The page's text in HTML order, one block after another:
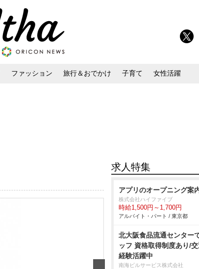
ファッション 旅行＆おでかけ 子育て 女性活躍
求人特集
アプリのオープニング案
株式会社ハイファイブ
時給1,500円～1,700円
アルバイト・パート / 東京都
北大阪食品流通センター
ッフ 資格取得制度あり/
経験活躍中
南海ビルサービス株式会社